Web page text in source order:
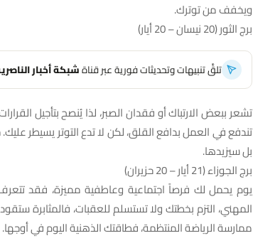
ويخفف من توترك.
برج الثور (20 نيسان – 20 أيار)
تلقَّ تنبيهات وتحديثات فورية عبر قناةشبكة أخبار
تشعر ببعض الارتباك أو فقدان الصبر، لذا يُنصح بتأجيل
تندفع في العمل بدافع القلق، لكن لا تدع التوتر يسيطر
بل سيزيدها.
برج الجوزاء (21 أيار – 20 حزيران)
يوم يحمل لك فرصاً اجتماعية وعاطفية مميزة، فقد
المهني، التزم بخطتك ولا تستسلم للعقبات، فالمثابرة
ممارسة الرياضة المنتظمة، فطاقتك الذهنية اليوم في أوجها.